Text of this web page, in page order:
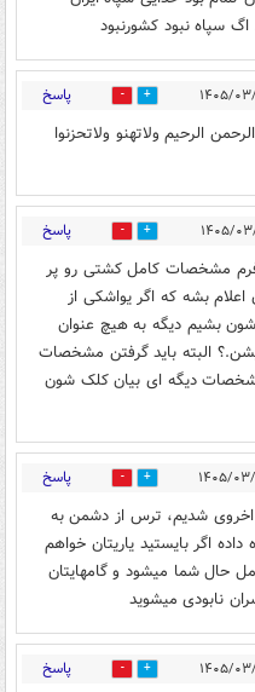
سپاه نبود کشورنبود
0 پاسخ
الرحیم ولاتهنو ولاتحزنوا
0 پاسخ
مشخصات کامل کشتی رو پر
بشه که اگر یواشکی از
بشیم دیگه به هیچ عنوان
البته باید گرفتن مشخصات
دیگه ای بیان کلک شون
1 پاسخ
شدیم، ترس از دشمن به
اگر بایستید یاریتان خواهم
حال شما میشود و گامهایتان
نابودی میشوید
0 پاسخ